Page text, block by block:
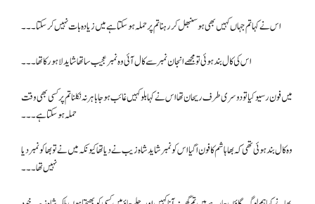
اس نے کہا تم جہاں کہیں بھی ہو سنبھل کر رہنا تم پر حملہ ہو سکتا ہے میں زیادہ بات نہیں کر سکتا۔۔۔
اس کی کال بند ہوئی تو مجھے انجان نمبر سے کال آئی وہ نمبر عجیب سا تھا شاید لاہور کا تھا۔۔۔
میں فون رسیو کیا تو دوسری طرف ریحان تھا اس نے کہا بلو کہیں غائب ہو جا باہر نہ نکلنا تم پر کسی بھی وقت
حملہ ہو سکتا ہے۔۔۔
وہ کال بند ہوئی تھی کہ بھا ہاشم کا فون ا گیا اس کو نمبر شاید شاہ زیب نے دیا تھا کیونکہ میں نے تو بھا کو نمبر دیا
نہیں تھا۔۔۔